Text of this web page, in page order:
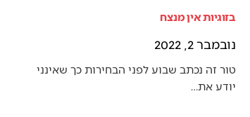
בזוגיות אין מנצח
נובמבר 2, 2022
טור זה נכתב שבוע לפני הבחירות כך שאינני
יודע את…